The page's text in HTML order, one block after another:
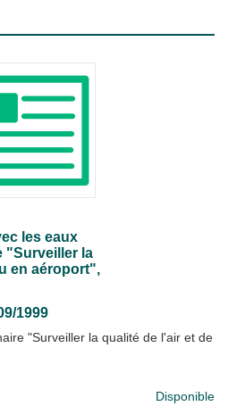
les eaux
"Surveiller la
en aéroport",
1999
"Surveiller la qualité de l'air et de
Disponible